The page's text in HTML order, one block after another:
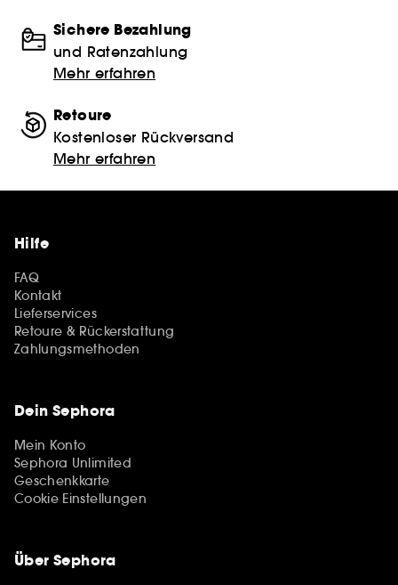
Sichere Bezahlung
und Ratenzahlung
Mehr erfahren
Retoure
Kostenloser Rückversand
Mehr erfahren
Hilfe
FAQ
Kontakt
Lieferservices
Retoure & Rückerstattung
Zahlungsmethoden
Dein Sephora
Mein Konto
Sephora Unlimited
Geschenkkarte
Cookie Einstellungen
Über Sephora